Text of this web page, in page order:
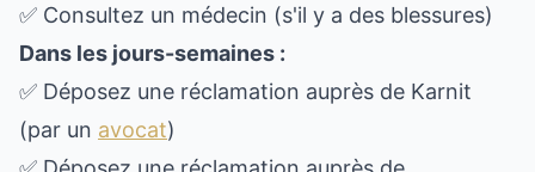
✅ Consultez un médecin (s'il y a des blessures)
Dans les jours-semaines :
✅ Déposez une réclamation auprès de Karnit
(par un avocat)